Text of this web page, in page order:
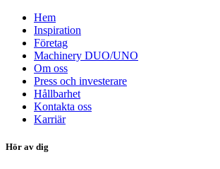
Hem
Inspiration
Företag
Machinery DUO/UNO
Om oss
Press och investerare
Hållbarhet
Kontakta oss
Karriär
Hör av dig